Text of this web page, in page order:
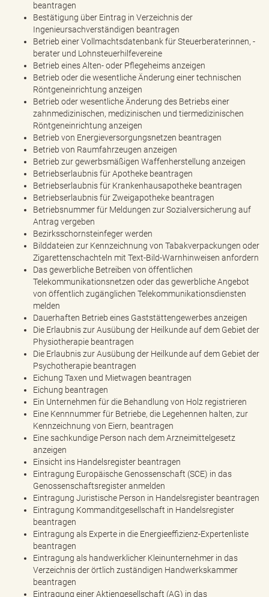
beantragen
Bestätigung über Eintrag in Verzeichnis der
Ingenieursachverständigen beantragen
Betrieb einer Vollmachtsdatenbank für Steuerberaterinnen, -
berater und Lohnsteuerhilfevereine
Betrieb eines Alten- oder Pflegeheims anzeigen
Betrieb oder die wesentliche Änderung einer technischen
Röntgeneinrichtung anzeigen
Betrieb oder wesentliche Änderung des Betriebs einer
zahnmedizinischen, medizinischen und tiermedizinischen
Röntgeneinrichtung anzeigen
Betrieb von Energieversorgungsnetzen beantragen
Betrieb von Raumfahrzeugen anzeigen
Betrieb zur gewerbsmäßigen Waffenherstellung anzeigen
Betriebserlaubnis für Apotheke beantragen
Betriebserlaubnis für Krankenhausapotheke beantragen
Betriebserlaubnis für Zweigapotheke beantragen
Betriebsnummer für Meldungen zur Sozialversicherung auf
Antrag vergeben
Bezirksschornsteinfeger werden
Bilddateien zur Kennzeichnung von Tabakverpackungen oder
Zigarettenschachteln mit Text-Bild-Warnhinweisen anfordern
Das gewerbliche Betreiben von öffentlichen
Telekommunikationsnetzen oder das gewerbliche Angebot
von öffentlich zugänglichen Telekommunikationsdiensten
melden
Dauerhaften Betrieb eines Gaststättengewerbes anzeigen
Die Erlaubnis zur Ausübung der Heilkunde auf dem Gebiet der
Physiotherapie beantragen
Die Erlaubnis zur Ausübung der Heilkunde auf dem Gebiet der
Psychotherapie beantragen
Eichung Taxen und Mietwagen beantragen
Eichung beantragen
Ein Unternehmen für die Behandlung von Holz registrieren
Eine Kennnummer für Betriebe, die Legehennen halten, zur
Kennzeichnung von Eiern, beantragen
Eine sachkundige Person nach dem Arzneimittelgesetz
anzeigen
Einsicht ins Handelsregister beantragen
Eintragung Europäische Genossenschaft (SCE) in das
Genossenschaftsregister anmelden
Eintragung Juristische Person in Handelsregister beantragen
Eintragung Kommanditgesellschaft in Handelsregister
beantragen
Eintragung als Experte in die Energieeffizienz-Expertenliste
beantragen
Eintragung als handwerklicher Kleinunternehmer in das
Verzeichnis der örtlich zuständigen Handwerkskammer
beantragen
Eintragung einer Aktiengesellschaft (AG) in das